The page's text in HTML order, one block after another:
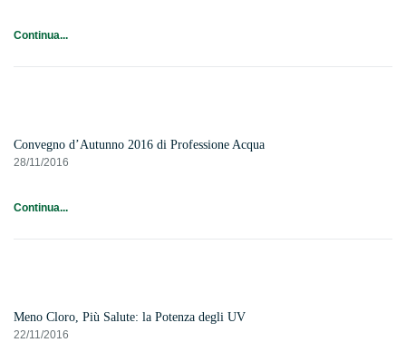
Continua...
Convegno d’Autunno 2016 di Professione Acqua
28/11/2016
Continua...
Meno Cloro, Più Salute: la Potenza degli UV
22/11/2016